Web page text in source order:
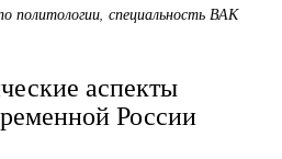
политологии, специальность ВАК
аспекты
России